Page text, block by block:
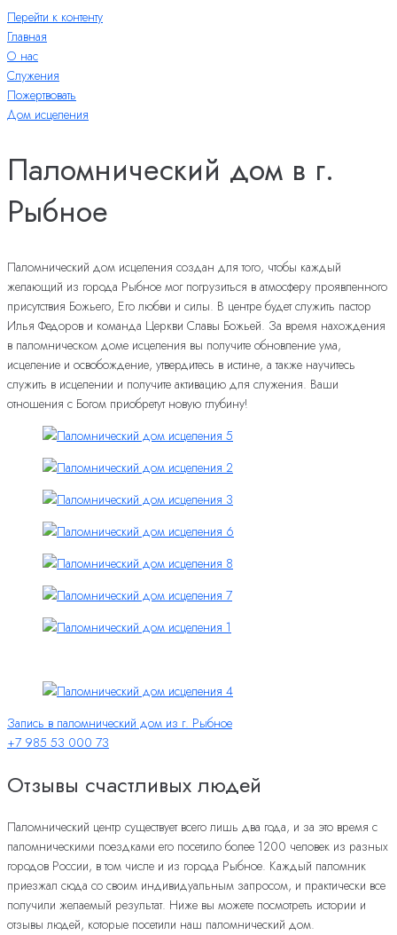
Перейти к контенту
Главная
О нас
Служения
Пожертвовать
Дом исцеления
Паломнический дом в г.
Рыбное
Паломнический дом исцеления создан для того, чтобы каждый
желающий из города Рыбное мог погрузиться в атмосферу проявленного
присутствия Божьего, Его любви и силы. В центре будет служить пастор
Илья Федоров и команда Церкви Славы Божьей. За время нахождения
в паломническом доме исцеления вы получите обновление ума,
исцеление и освобождение, утвердитесь в истине, а также научитесь
служить в исцелении и получите активацию для служения. Ваши
отношения с Богом приобретут новую глубину!
Запись в паломнический дом из г. Рыбное
+7 985 53 000 73
Отзывы счастливых людей
Паломнический центр существует всего лишь два года, и за это время с
паломническими поездками его посетило более 1200 человек из разных
городов России, в том числе и из города Рыбное. Каждый паломник
приезжал сюда со своим индивидуальным запросом, и практически все
получили желаемый результат. Ниже вы можете посмотреть истории и
отзывы людей, которые посетили наш паломнический дом.